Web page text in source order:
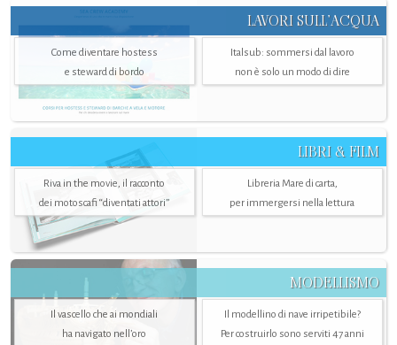
LAVORI SULL’ACQUA
Come diventare hostess
e steward di bordo
Italsub: sommersi dal lavoro
non è solo un modo di dire
LIBRI & FILM
Riva in the movie, il racconto
dei motoscafi “diventati attori”
Libreria Mare di carta,
per immergersi nella lettura
MODELLISMO
Il vascello che ai mondiali
ha navigato nell’oro
Il modellino di nave irripetibile?
Per costruirlo sono serviti 47 anni